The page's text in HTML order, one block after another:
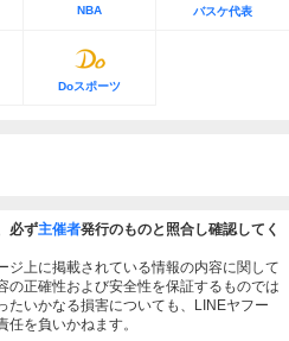
NBA バスケ代表
Doスポーツ
必ず主催者発行のものと照合し確認してく
ジ上に掲載されている情報の内容に関して
の正確性および安全性を保証するものでは
たいかなる損害についても、LINEヤフー
を負いかねます。